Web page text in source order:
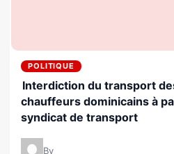
POLITIQUE
Interdiction du transport
chauffeurs dominicains à
syndicat de transport
By